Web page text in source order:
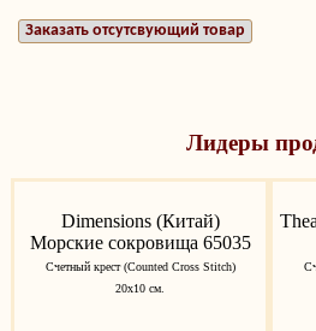
Заказать отсутсвующий товар
Лидеры
Dimensions (Китай)
Морские сокровища 65035
Счетный крест (Counted Cross Stitch)
20х10 см.